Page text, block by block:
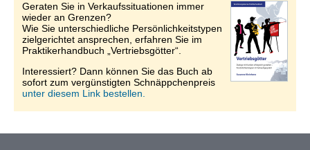
Geraten Sie in Verkaufssituationen immer
wieder an Grenzen?
Wie Sie unterschiedliche Persönlichkeitstypen
zielgerichtet ansprechen, erfahren Sie im
Praktikerhandbuch „Vertriebsgötter“.
Interessiert? Dann können Sie das Buch ab
sofort zum vergünstigten Schnäppchenpreis
unter diesem Link bestellen.